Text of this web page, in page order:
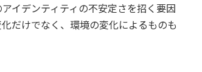
イデンティティの不安定さを招く要因
だけでなく、環境の変化によるものも